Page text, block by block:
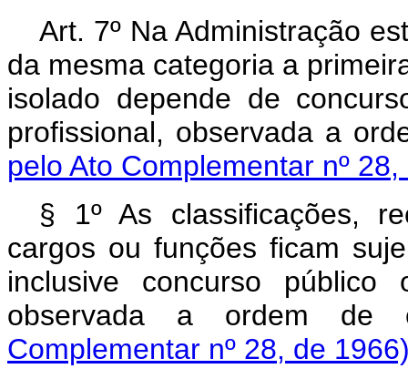
Art. 7º Na Administração
da mesma categoria a
isolado depende de
profissional, observada a
pelo Ato Complementar nº
§ 1º As classificações,
cargos ou funções ficam
inclusive concurso
observada a ordem de
Complementar nº 28, de